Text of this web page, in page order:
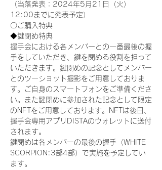
（当落発表：2024年5月21日（火）
12:00までに発表予定）
〇ご購入特典
◆鍵閉め特典
握手会における各メンバーとの一番最後の握
手をしていただき、鍵を閉める役割を担って
いただきます。鍵閉めの記念としてメンバー
とのツーショット撮影をご用意しておりま
す。ご自身のスマートフォンをご準備くださ
い。また鍵閉めに参加された記念として限定
のNFTをご用意しております。NFTは後日、
握手会専用アプリDISTAのウォレットに送付
されます。
鍵閉めは各メンバーの最後の握手（WHITE
SCORPION:3部4部）で実施を予定してい
ます。